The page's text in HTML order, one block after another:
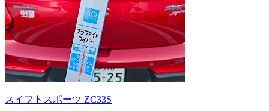
スイフトスポーツ ZC33S